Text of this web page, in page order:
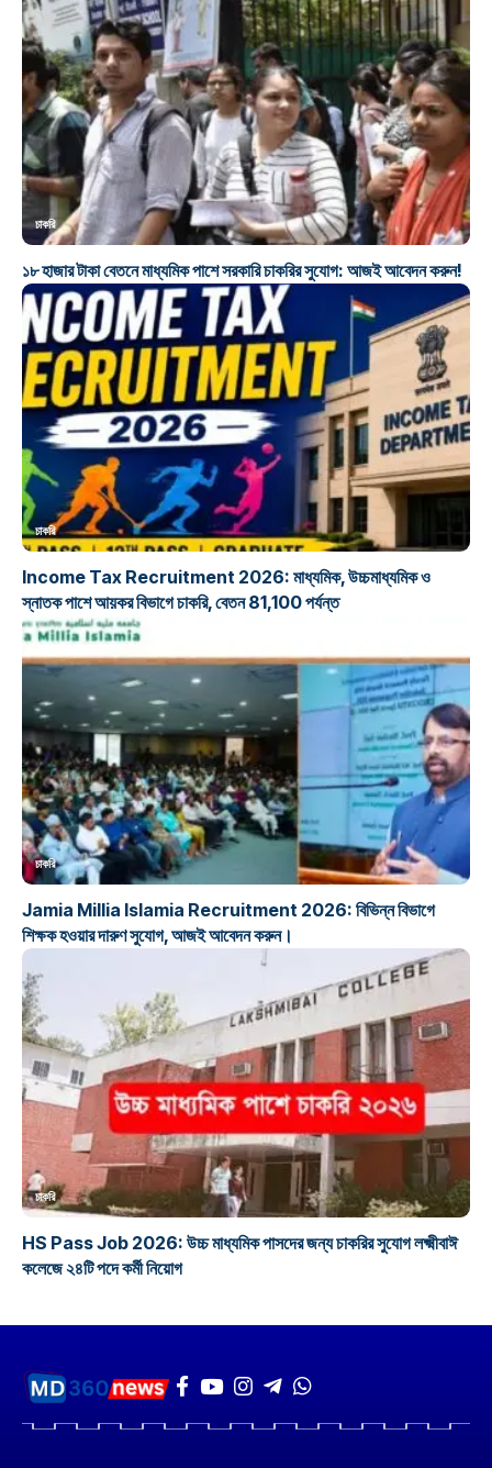
চাকরি
১৮ হাজার টাকা বেতনে মাধ্যমিক পাশে সরকারি চাকরির সুযোগ: আজই আবেদন করুন!
চাকরি
Income Tax Recruitment 2026: মাধ্যমিক, উচ্চমাধ্যমিক ও
স্নাতক পাশে আয়কর বিভাগে চাকরি, বেতন 81,100 পর্যন্ত
চাকরি
Jamia Millia Islamia Recruitment 2026: বিভিন্ন বিভাগে
শিক্ষক হওয়ার দারুণ সুযোগ, আজই আবেদন করুন।
চাকরি
HS Pass Job 2026: উচ্চ মাধ্যমিক পাসদের জন্য চাকরির সুযোগ লক্ষ্মীবাঈ
কলেজে ২৪টি পদে কর্মী নিয়োগ